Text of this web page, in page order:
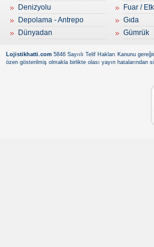
Denizyolu
Depolama - Antrepo
Dünyadan
Fuar /
Gıda
Gümrük
Lojistikhatti.com 5846 Sayıılı Telif Hakları Kanunu
özen gösterilmiş olmakla birlikte olası yayın hatalarından